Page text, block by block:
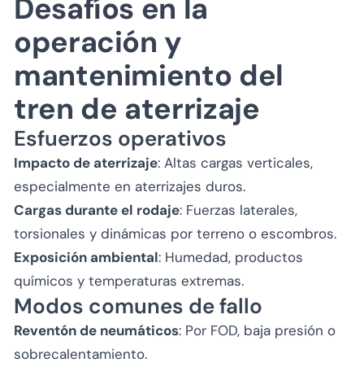
Desafíos en la
operación y
mantenimiento del
tren de aterrizaje
Esfuerzos operativos
Impacto de aterrizaje: Altas cargas verticales,
especialmente en aterrizajes duros.
Cargas durante el rodaje: Fuerzas laterales,
torsionales y dinámicas por terreno o escombros.
Exposición ambiental: Humedad, productos
químicos y temperaturas extremas.
Modos comunes de fallo
Reventón de neumáticos: Por FOD, baja presión o
sobrecalentamiento.